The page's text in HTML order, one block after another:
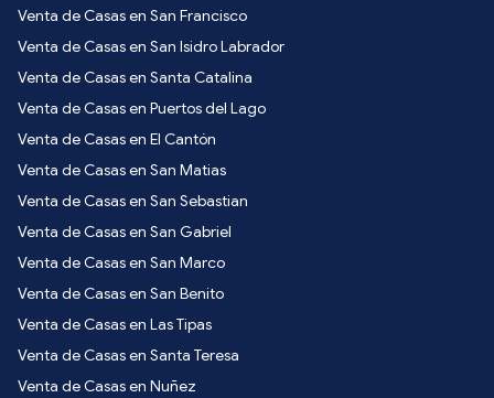
Venta de Casas en San Francisco
Venta de Casas en San Isidro Labrador
Venta de Casas en Santa Catalina
Venta de Casas en Puertos del Lago
Venta de Casas en El Cantón
Venta de Casas en San Matias
Venta de Casas en San Sebastian
Venta de Casas en San Gabriel
Venta de Casas en San Marco
Venta de Casas en San Benito
Venta de Casas en Las Tipas
Venta de Casas en Santa Teresa
Venta de Casas en Nuñez